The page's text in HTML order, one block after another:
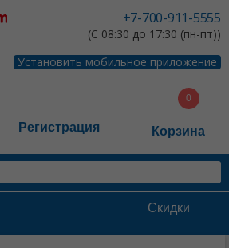
+7-700-911-5555
(С 08:30 до 17:30 (пн-пт))
Установить мобильное приложение
Регистрация Корзина
Скидки